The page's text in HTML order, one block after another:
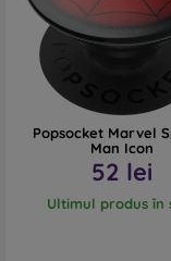
Popsocket Marvel
Man Icon
52 lei
Ultimul produs în